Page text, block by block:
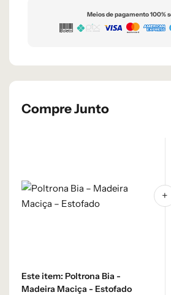
Meios de pagamento 100%
Compre Junto
Este item: Poltrona Bia -
Madeira Maciça - Estofado